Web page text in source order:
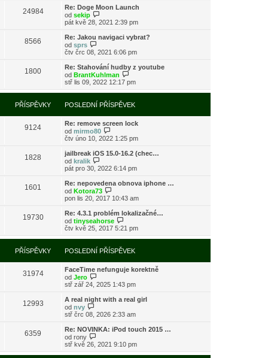
k
s
p
ě
v
k
í
p
ř
í
p
ě
v
e
k
l
d
í
p
ř
í
s
p
ě
v
e
r
a
z
p
o
s
e
d
n
í
ř
p
ě
v
k
24984
Re: Doge Moon Launch
od sekip
o
r
z
i
t
p
o
s
l
d
í
p
ř
í
s
p
ě
v
k
pát kvě 28, 2021 2:39 pm
8566
Re: Jakou navigaci vybrat?
od sprs
o
r
a
z
i
t
p
o
s
l
e
d
í
p
ř
í
p
ě
v
k
čtv črc 08, 2021 6:06 pm
1800
Re: Stahování hudby z youtube
od BrantKuhlman
o
r
a
z
i
t
o
l
d
í
ř
í
p
v
e
stř lis 09, 2022 12:17 pm
PŘÍSPĚVKY POSLEDNÍ PŘÍSPĚVEK
9124
Re: remove screen lock
od mirmo80
o
r
z
i
p
o
s
l
e
d
n
í
ř
p
ě
v
k
čtv úno 10, 2022 1:25 pm
1828
jailbreak iOS 15.0-16.2 (chec…
od kralik
o
r
a
z
i
p
o
s
l
d
í
ř
í
p
ě
v
k
pát pro 30, 2022 6:14 pm
1601
Re: nepovedena obnova iphone …
od Kotora73
o
r
a
z
t
p
o
s
l
d
í
ř
í
s
p
ě
v
e
pon lis 20, 2017 10:43 am
19730
Re: 4.3.1 problém lokalizačné…
od tinyseahorse
o
r
a
z
i
t
o
l
d
í
ř
í
s
čtv kvě 25, 2017 5:21 pm
PŘÍSPĚVKY POSLEDNÍ PŘÍSPĚVEK
31974
FaceTime nefunguje korektně
od Jero
o
r
z
i
t
p
o
s
l
stř zář 24, 2025 1:43 pm
12993
A real night with a real girl
od nvy
o
r
a
z
t
stř črc 08, 2026 2:33 am
6359
Re: NOVINKA: iPod touch 2015 …
od rony
o
stř kvě 26, 2021 9:10 pm